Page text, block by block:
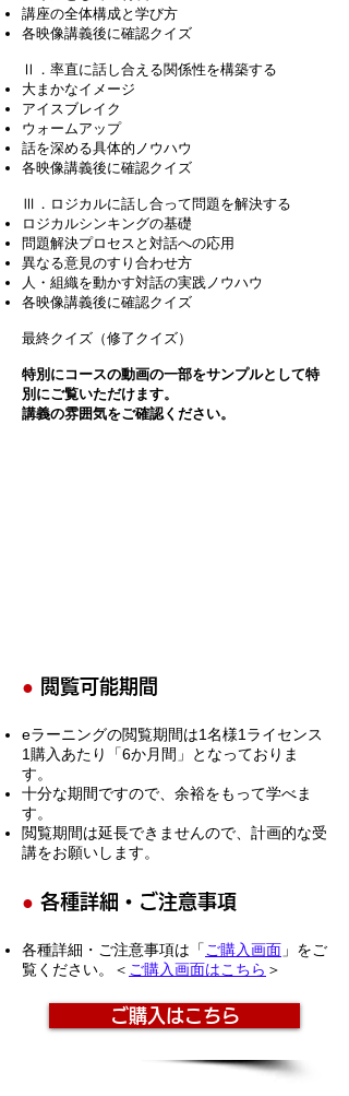
講座の全体構成と学び方
各映像講義後に確認クイズ
Ⅱ．率直に話し合える関係性を構築する
大まかなイメージ
アイスブレイク
ウォームアップ
話を深める具体的ノウハウ
各映像講義後に確認クイズ
Ⅲ．ロジカルに話し合って問題を解決する
ロジカルシンキングの基礎
問題解決プロセスと対話への応用
異なる意見のすり合わせ方
人・組織を動かす対話の実践ノウハウ
各映像講義後に確認クイズ
最終クイズ（修了クイズ）​
特別にコースの動画の一部をサンプルとして特
別にご覧いただけます。
​講義の雰囲気をご確認ください。
● 閲覧可能期間
eラーニングの閲覧期間は1名様1ライセンス
1購入あたり「6か月間」となっておりま
す。
十分な期間ですので、余裕をもって学べま
す。
​閲覧期間は延長できませんので、計画的な受
講をお願いします。
● 各種詳細・ご注意事項
各種詳細・ご注意事項は「 ご購入画面 」をご
覧ください。＜ ご購入画面はこちら ＞
ご購入はこちら